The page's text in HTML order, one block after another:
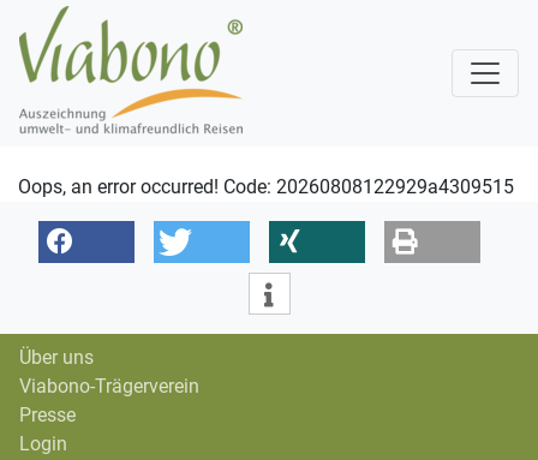
Oops, an error occurred! Code: 20260808122929a4309515
Über uns
Viabono-Trägerverein
Presse
Login